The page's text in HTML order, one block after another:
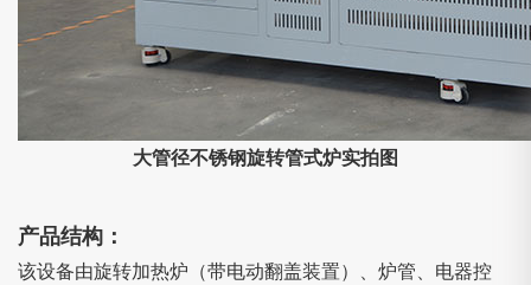
大管径不锈钢旋转管式炉实拍图
产品结构：
该设备由旋转加热炉（带电动翻盖装置）、炉管、电器控